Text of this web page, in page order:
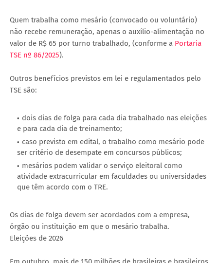
Quem trabalha como mesário (convocado ou voluntário)
não recebe remuneração, apenas o auxílio-alimentação no
valor de R$ 65 por turno trabalhado, (conforme a Portaria
TSE nº 86/2025).
Outros benefícios previstos em lei e regulamentados pelo
TSE são:
dois dias de folga para cada dia trabalhado nas eleições
e para cada dia de treinamento;
caso previsto em edital, o trabalho como mesário pode
ser critério de desempate em concursos públicos;
mesários podem validar o serviço eleitoral como
atividade extracurricular em faculdades ou universidades
que têm acordo com o TRE.
Os dias de folga devem ser acordados com a empresa,
órgão ou instituição em que o mesário trabalha.
Eleições de 2026